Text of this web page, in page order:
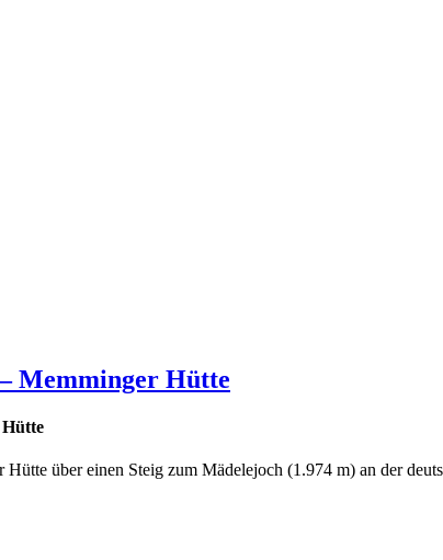
Memminger Hütte
über einen Steig zum Mädelejoch (1.974 m) an der